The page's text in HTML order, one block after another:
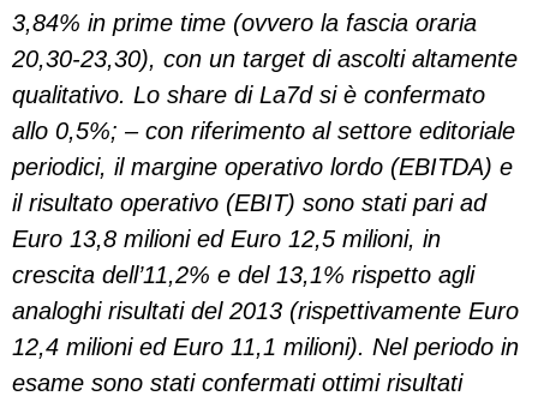
3,84% in prime time (ovvero la fascia oraria
20,30-23,30), con un target di ascolti altamente
qualitativo. Lo share di La7d si è confermato
allo 0,5%; – con riferimento al settore editoriale
periodici, il margine operativo lordo (EBITDA) e
il risultato operativo (EBIT) sono stati pari ad
Euro 13,8 milioni ed Euro 12,5 milioni, in
crescita dell’11,2% e del 13,1% rispetto agli
analoghi risultati del 2013 (rispettivamente Euro
12,4 milioni ed Euro 11,1 milioni). Nel periodo in
esame sono stati confermati ottimi risultati